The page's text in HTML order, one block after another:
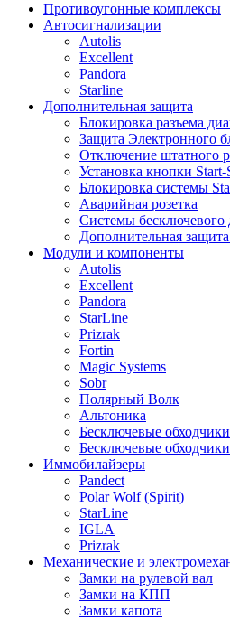
Противоугонные комплексы
Автосигнализации
Autolis
Excellent
Pandora
Starline
Дополнительная защита
Блокировка разъема
Защита Электронного
Отключение штатного
Установка кнопки Start-
Блокировка системы
Аварийная розетка
Системы бесключевого
Дополнительная
Модули и компоненты
Autolis
Excellent
Pandora
StarLine
Prizrak
Fortin
Magic Systems
Sobr
Полярный Волк
Альтоника
Бесключевые
Бесключевые
Иммобилайзеры
Pandect
Polar Wolf (Spirit)
StarLine
IGLA
Prizrak
Механические и
Замки на рулевой вал
Замки на КПП
Замки капота